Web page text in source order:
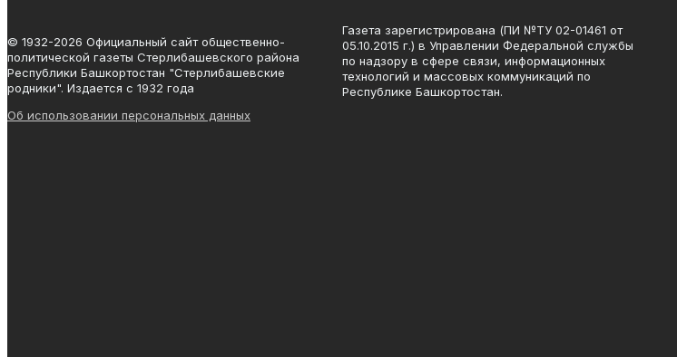
© 1932-2026 Официальный сайт общественно-
политической газеты Стерлибашевского района
Республики Башкортостан "Стерлибашевские
родники". Издается с 1932 года
Об использовании персональных данных
Газета зарегистрирована (ПИ №ТУ 02-01461 от
05.10.2015 г.) в Управлении Федеральной службы
по надзору в сфере связи, информационных
технологий и массовых коммуникаций по
Республике Башкортостан.